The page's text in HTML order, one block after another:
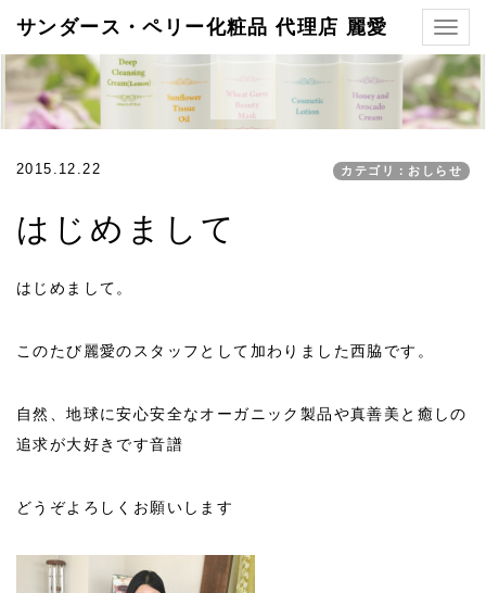
サンダース・ペリー化粧品 代理店 麗愛
2015.12.22 カテゴリ：おしらせ
はじめまして
はじめまして。
このたび麗愛のスタッフとして加わりました西脇です。
自然、地球に安心安全なオーガニック製品や真善美と癒しの
追求が大好きです音譜
どうぞよろしくお願いします